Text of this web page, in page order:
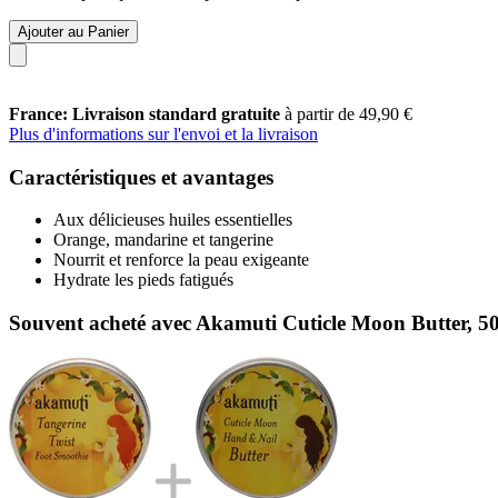
Ajouter au Panier
France: Livraison standard gratuite à partir de 49,90 €
Plus d'informations sur l'envoi et la livraison
Caractéristiques et avantages
Aux délicieuses huiles essentielles
Orange, mandarine et tangerine
Nourrit et renforce la peau exigeante
Hydrate les pieds fatigués
Souvent acheté avec Akamuti Cuticle Moon Butter,